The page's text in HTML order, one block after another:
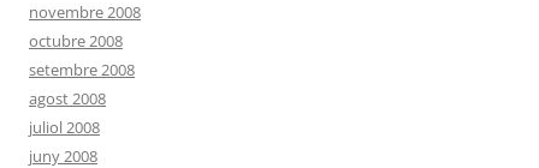
novembre 2008
octubre 2008
setembre 2008
agost 2008
juliol 2008
juny 2008